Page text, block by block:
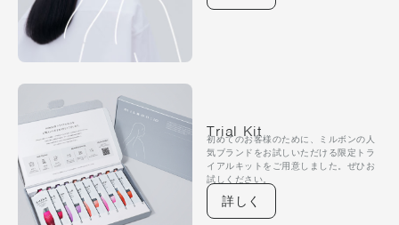
Trial Kit
初めてのお客様のために、ミルボンの人
気ブランドをお試しいただける限定トラ
イアルキットをご用意しました。ぜひお
試しください。
詳しく